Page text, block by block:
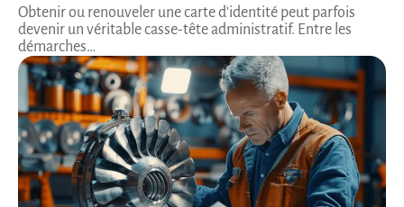
Obtenir ou renouveler une carte d'identité peut parfois
devenir un véritable casse-tête administratif. Entre les
démarches…